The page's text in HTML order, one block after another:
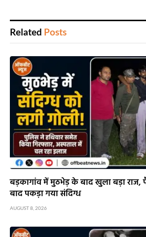
Related Posts
बड़कागांव में मुठभेड़ के बाद खुला बड़ा राज,
बाद पकड़ा गया संदिग्ध
AUGUST 8, 2026